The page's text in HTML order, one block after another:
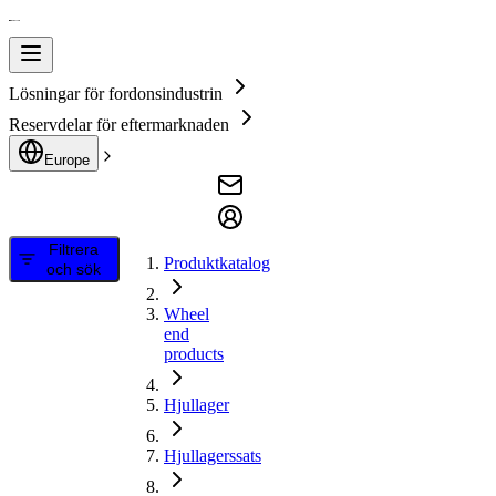
Lösningar för fordonsindustrin
Reservdelar för eftermarknaden
Europe
Filtrera
och sök
Produktkatalog
Wheel
end
products
Hjullager
Hjullagerssats